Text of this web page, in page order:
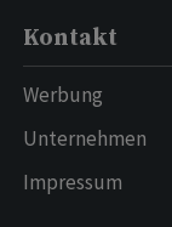
Kontakt
Werbung
Unternehmen
Impressum